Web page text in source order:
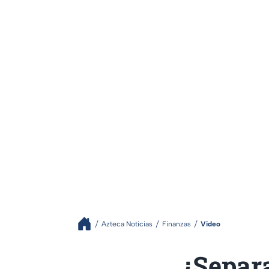
Azteca Noticias Finanzas Video